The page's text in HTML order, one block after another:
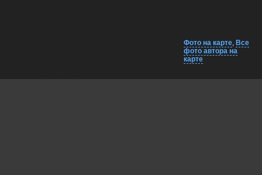
Фото на карте, Все
фото автора на
карте